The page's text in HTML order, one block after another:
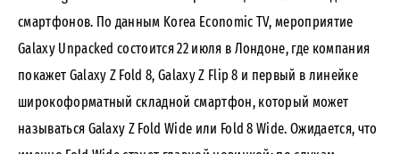
смартфонов. По данным Korea Economic TV, мероприятие
Galaxy Unpacked состоится 22 июля в Лондоне, где компания
покажет Galaxy Z Fold 8, Galaxy Z Flip 8 и первый в линейке
широкоформатный складной смартфон, который может
называться Galaxy Z Fold Wide или Fold 8 Wide. Ожидается, что